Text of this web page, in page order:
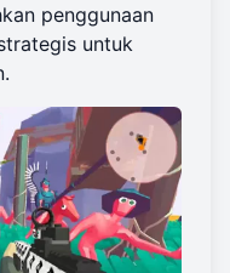
penggunaan
untuk